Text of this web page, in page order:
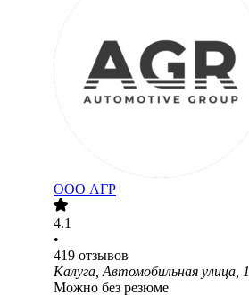
ООО АГР
4.1
•
419 отзывов
Калуга, Автомобильная улица, 1
Можно без резюме